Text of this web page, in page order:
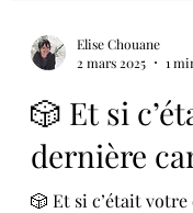
Elise Chouane
2 mars 2025
1
🎲 Et si
dernière
🎲 Et si c’était